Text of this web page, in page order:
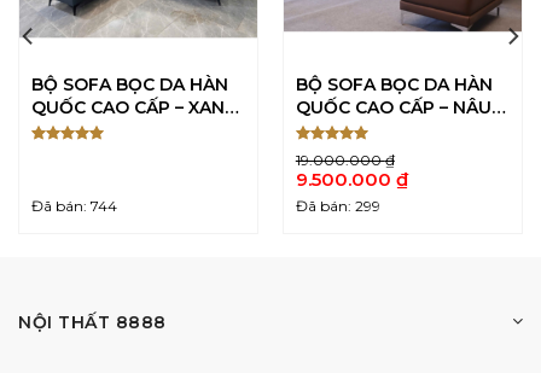
BỘ SOFA BỌC DA HÀN
QUỐC CAO CẤP – XANH
ĐẬM
Đã bán: 744
BỘ SOFA BỌC DA HÀN
QUỐC CAO CẤP – NÂU
CAFE
Được xếp
hạng55
sao
19.000.000₫
Giá
gốc
là:
9.500.000 ₫
Giá
hiện
Đã bán: 299
NỘI THẤT 8888